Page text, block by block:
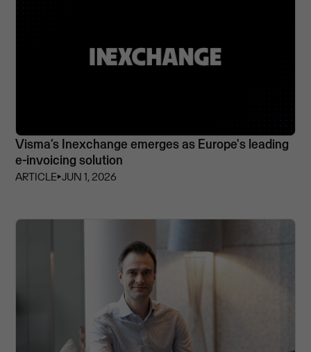
Visma’s Inexchange emerges as Europe's leading
e-invoicing solution
ARTICLE⏵JUN 1, 2026